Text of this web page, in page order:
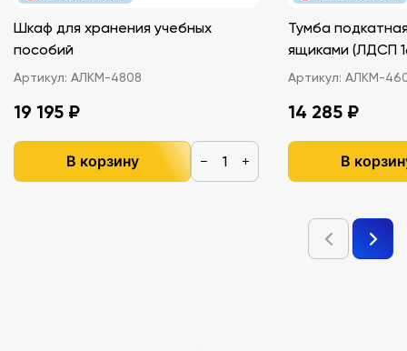
Шкаф для хранения учебных
пособий
Артикул: АЛКМ-4808
19 195 ₽
В корзину − +
Тумба
ящиками
Артикул: АЛКМ-
14 285 ₽
В